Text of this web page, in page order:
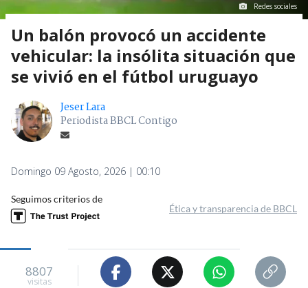
Redes sociales
Un balón provocó un accidente
vehicular: la insólita situación que
se vivió en el fútbol uruguayo
Jeser Lara
Periodista BBCL Contigo
Domingo 09 Agosto, 2026 | 00:10
Seguimos criterios de
Ética y transparencia de BBCL
8807
visitas